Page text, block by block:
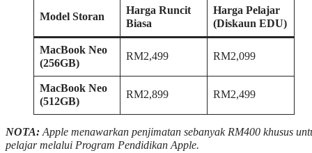
Model Storan
Harga Runcit
Biasa
Harga Pelajar
(Diskaun EDU)
MacBook Neo
(256GB)
RM2,499 RM2,099
MacBook Neo
(512GB)
RM2,899 RM2,499
NOTA:Apple menawarkan penjimatan sebanyak RM400 khusus
pelajar melalui Program Pendidikan Apple.